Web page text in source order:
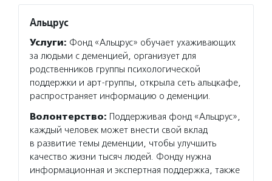
Альцрус
Услуги: Фонд «Альцрус» обучает ухаживающих
за людьми с деменцией, организует для
родственников группы психологической
поддержки и арт-группы, открыла сеть альцкафе,
распространяет информацию о деменции.
Волонтерство: Поддерживая фонд «Альцрус»,
каждый человек может внести свой вклад
в развитие темы деменции, чтобы улучшить
качество жизни тысяч людей. Фонду нужна
информационная и экспертная поддержка, также